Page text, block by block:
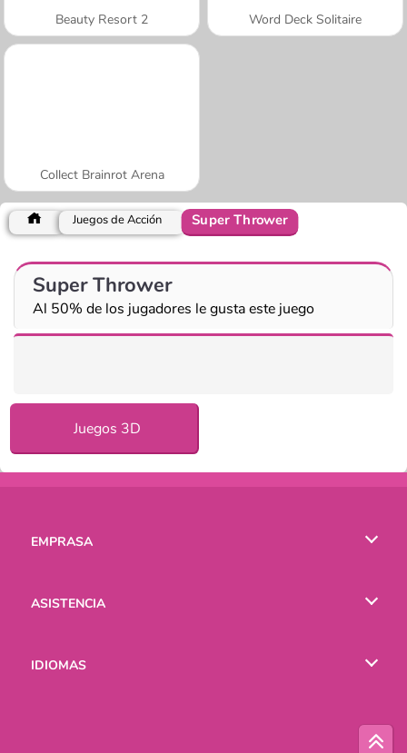
Beauty Resort 2 Word Deck Solitaire
Collect Brainrot Arena
Juegos de Acción Super Thrower
Super Thrower
Al 50% de los jugadores le gusta este juego
Juegos 3D
EMPRASA
ASISTENCIA
IDIOMAS